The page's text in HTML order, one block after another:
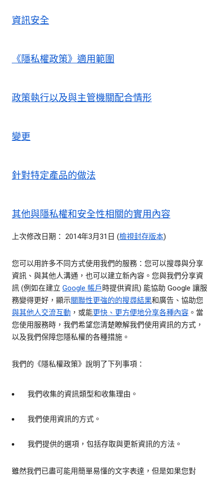
資訊安全
《隱私權政策》適用範圍
政策執行以及與主管機關配合情形
變更
針對特定產品的做法
其他與隱私權和安全性相關的實用內容
上次修改日期： 2014年3月31日 (檢視封存版本)
您可以用許多不同方式使用我們的服務：您可以搜尋與分享
資訊、與其他人溝通，也可以建立新內容。您與我們分享資
訊 (例如在建立 Google 帳戶 時提供資訊) 能協助 Google 讓服
務變得更好，顯示關聯性更強的的搜尋結果和廣告、協助您
與其他人交流互動 ，或能更快、更方便地分享各種內容 。當
您使用服務時，我們希望您清楚瞭解我們使用資訊的方式，
以及我們保障您隱私權的各種措施。
我們的《隱私權政策》說明了下列事項：
我們收集的資訊類型和收集理由。
我們使用資訊的方式。
我們提供的選項，包括存取與更新資訊的方法。
雖然我們已盡可能用簡單易懂的文字表達，但是如果您對